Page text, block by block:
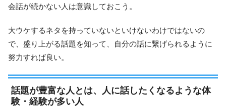
会話が続かない人は意識しておこう。
大ウケするネタを持っていないといけないわけではないの
で、盛り上がる話題を知って、自分の話に繋げられるように
努力すれば良い。
話題が豊富な人とは、人に話したくなるような体
験・経験が多い人